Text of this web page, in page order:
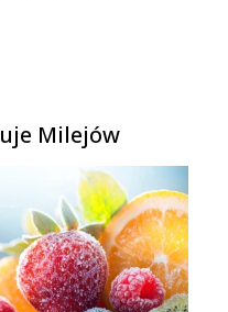
Milejów